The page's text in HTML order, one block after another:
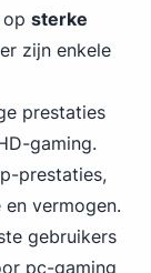
sterke
zijn enkele
prestaties
gaming.
prestaties,
vermogen.
gebruikers
pc-gaming